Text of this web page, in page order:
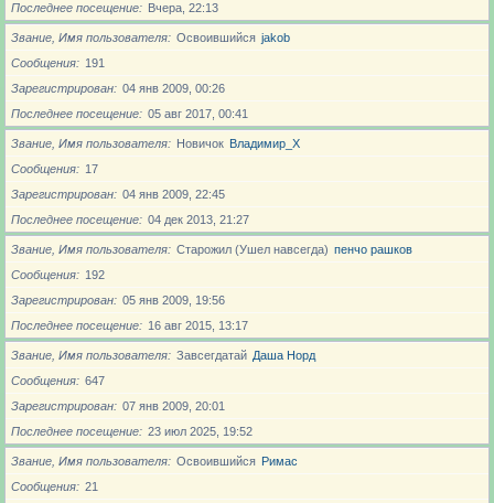
Последнее посещение
Вчера, 22:13
Звание, Имя пользователя Освоившийся jakob
Сообщения
191
Зарегистрирован
04 янв 2009, 00:26
Последнее посещение
05 авг 2017, 00:41
Звание, Имя пользователя Новичoк Владимир_X
Сообщения
17
Зарегистрирован
04 янв 2009, 22:45
Последнее посещение
04 дек 2013, 21:27
Звание, Имя пользователя Старожил (Ушел навсегда) пенчо рашков
Сообщения
192
Зарегистрирован
05 янв 2009, 19:56
Последнее посещение
16 авг 2015, 13:17
Звание, Имя пользователя Завсегдатай Даша Норд
Сообщения
647
Зарегистрирован
07 янв 2009, 20:01
Последнее посещение
23 июл 2025, 19:52
Звание, Имя пользователя Освоившийся Римас
Сообщения
21